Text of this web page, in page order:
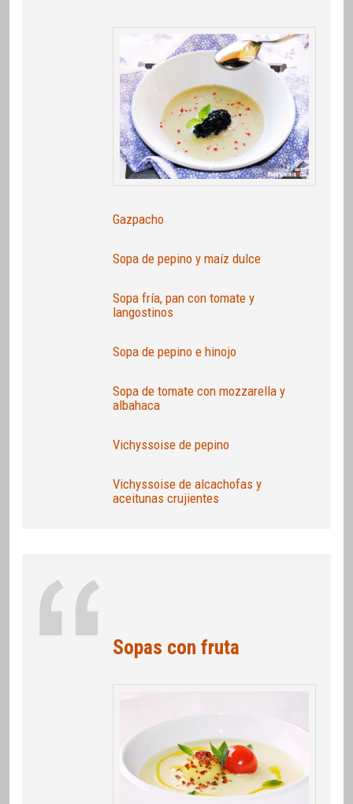
Gazpacho
Sopa de pepino y maíz dulce
Sopa fría, pan con tomate y
langostinos
Sopa de pepino e hinojo
Sopa de tomate con mozzarella y
albahaca
Vichyssoise de pepino
Vichyssoise de alcachofas y
aceitunas crujientes
Sopas con fruta